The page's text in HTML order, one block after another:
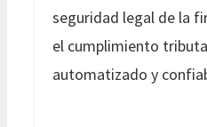
seguridad legal de la
el cumplimiento
automatizado y